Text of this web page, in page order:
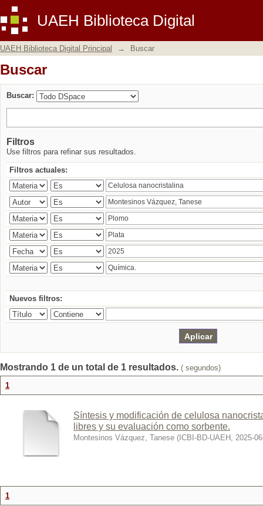
UAEH Biblioteca Digital
Buscar
UAEH Biblioteca Digital Principal → Buscar
Buscar
Buscar:
Filtros
Use filtros para refinar sus resultados.
Filtros actuales:
Nuevos filtros:
Mostrando 1 de un total de 1 resultados. ( segundos)
1
Síntesis y modificación de celulosa
libres y su evaluación como sorbente.
Montesinos Vázquez, Tanese ( ICBI-BD-UAEH , 2025-
1